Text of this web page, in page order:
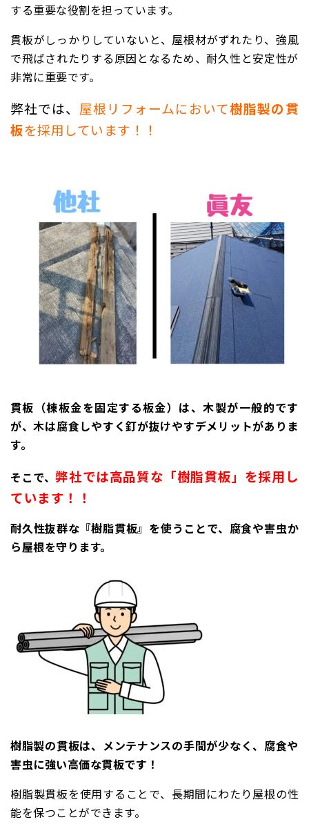
する重要な役割を担っています。
貫板がしっかりしていないと、屋根材がずれたり、強風
で飛ばされたりする原因となるため、耐久性と安定性が
非常に重要です。
弊社では、 屋根リフォームにおいて樹脂製の貫
板を採用しています！！
貫板（棟板金を固定する板金）は、木製が一般的です
が、木は腐食しやすく釘が抜けやすデメリットがありま
す。
そこで、弊社では高品質な「樹脂貫板」を採用し
ています！！
耐久性抜群な『樹脂貫板』を使うことで、腐食や害虫か
ら屋根を守ります。
樹脂製の貫板は、メンテナンスの手間が少なく、腐食や
害虫に強い高価な貫板です！
樹脂製貫板を使用することで、長期間にわたり屋根の性
能を保つことができます。